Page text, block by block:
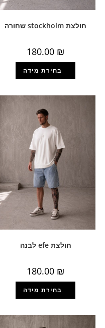
חולצת stockholm שחורה
180.00 ₪
חולצת efe לבנה
180.00 ₪